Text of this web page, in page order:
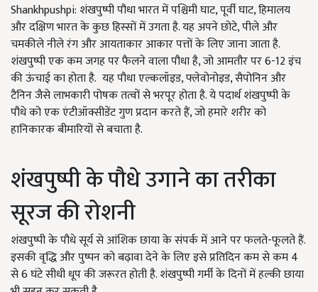
Shankhpushpi: शंखपुष्पी पौधा भारत में पश्चिमी घाट,पूर्वी घाट,हिमालय
और दक्षिण भारत के कुछ हिस्सों में उगता है. यह अपने छोटे,पीले और
चमकीले नीले रंग और आयताकार आकार पत्तों के लिए जाना जाता है.
शंखपुष्पी एक कम जगह पर फैलने वाला पौधा है,जो आमतौर पर6-12इंच
की ऊंचाई का होता है. यह पौधा एल्कलॉइड,फ्लेवोनोइड,सैपोनिन और
टैनिन जैसे लाभकारी पोषक तत्वों से भरपूर होता है. ये पदार्थ शंखपुष्पी के
पौधे को एक एंटीऑक्सीडेंट गुण प्रदान करते हैं,जो हमारे शरीर को
हानिकारक बीमारियों से बचाता है.
शंखपुष्पी के पौधे उगाने का तरीका
सूरज की रोशनी
शंखपुष्पी के पौधे सूर्य से आंशिक छाया के संपर्क में आने पर फलते-फूलते हैं.
इसकी वृद्धि और पुष्पन को बढ़ावा देने के लिए इसे प्रतिदिन कम से कम4
से6घंटे सीधी धूप की जरूरत होती है. शंखपुष्पी गर्मी के दिनों में हल्की छाया